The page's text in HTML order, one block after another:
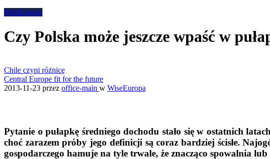
WiseEuropa
Czy Polska może jeszcze wpaść w
Chile czyni różnicę
Central Europe fit for the future
2013-11-23 przez office-main w WiseEuropa
Pytanie o pułapkę średniego dochodu stało się w ostatnich
choć zarazem próby jego definicji są coraz bardziej ścisłe.
gospodarczego hamuje na tyle trwale, że znacząco spowalnia